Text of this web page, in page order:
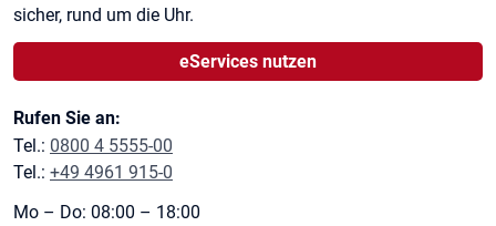
sicher, rund um die Uhr.
eServices nutzen
Rufen Sie an:
Tel.: 0800 4 5555-00
Tel.: +49 4961 915-0
Mo – Do: 08:00 – 18:00